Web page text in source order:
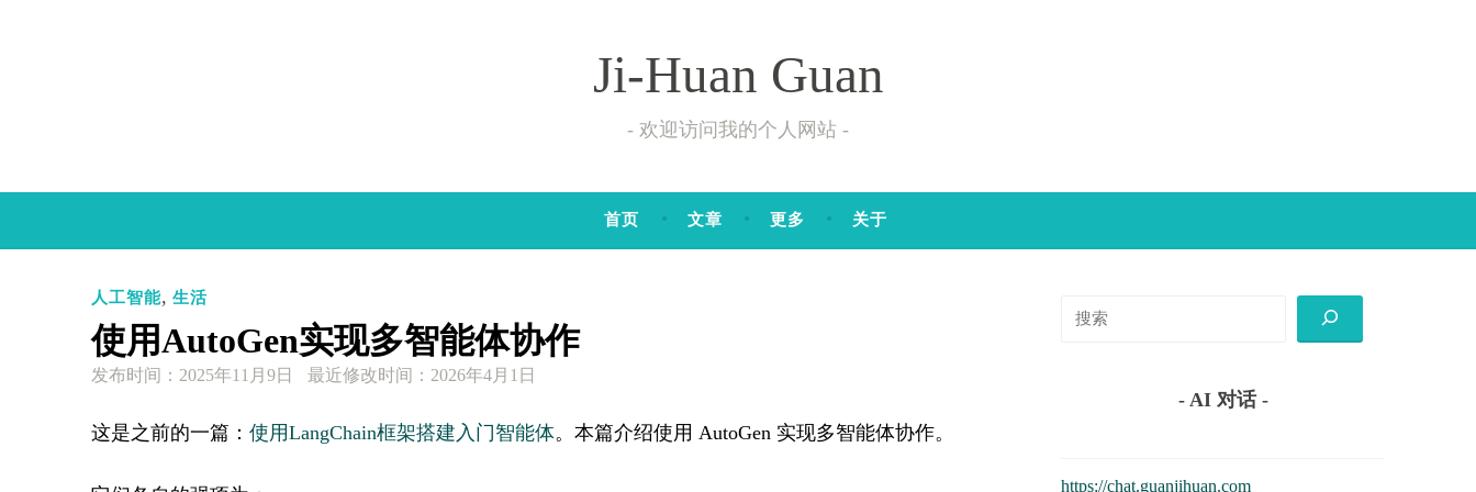
Ji-Huan Guan
欢迎访问我的个人网站
首页 文章 更多 关于
人工智能,生活
使用AutoGen实现多智能体协作
发布时间： 2025年11月9日 最近修改时间：2026年4月1日
这是之前的一篇：使用LangChain框架搭建入门智能体。本篇介绍使用 AutoGen 实现多智能体协作。
搜
- AI 对话 -
https://chat.guanjihuan.com